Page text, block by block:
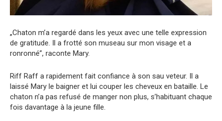
„Chaton m’a regardé dans les yeux avec une telle expression
de gratitude. Il a frotté son museau sur mon visage et a
ronronné”, raconte Mary.
Riff Raff a rapidement fait confiance à son sau veteur. Il a
laissé Mary le baigner et lui couper les cheveux en bataille. Le
chaton n’a pas refusé de manger non plus, s’habituant chaque
fois davantage à la jeune fille.